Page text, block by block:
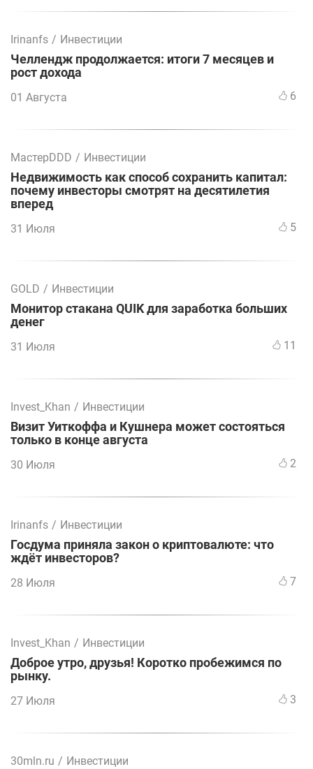
Irinanfs / Инвестиции
Челлендж продолжается: итоги 7 месяцев и
рост дохода
01 Августа 6
МастерDDD / Инвестиции
Недвижимость как способ сохранить капитал:
почему инвесторы смотрят на десятилетия
вперед
31 Июля 5
GOLD / Инвестиции
Монитор стакана QUIK для заработка больших
денег
31 Июля 11
Invest_Khan / Инвестиции
Визит Уиткоффа и Кушнера может состояться
только в конце августа
30 Июля 2
Irinanfs / Инвестиции
Госдума приняла закон о криптовалюте: что
ждёт инвесторов?
28 Июля 7
Invest_Khan / Инвестиции
Доброе утро, друзья! Коротко пробежимся по
рынку.
27 Июля 3
30mln.ru / Инвестиции